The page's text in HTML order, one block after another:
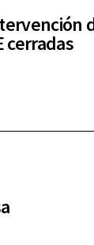
cerradas